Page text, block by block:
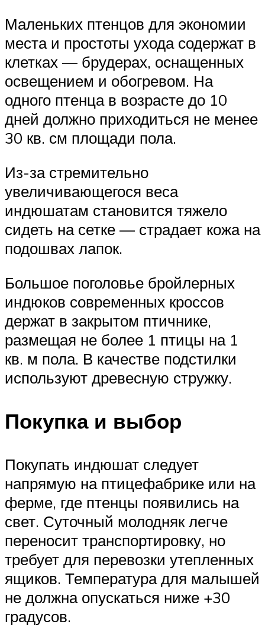
Маленьких птенцов для экономии
места и простоты ухода содержат в
клетках — брудерах, оснащенных
освещением и обогревом. На
одного птенца в возрасте до 10
дней должно приходиться не менее
30 кв. см площади пола.
Из-за стремительно
увеличивающегося веса
индюшатам становится тяжело
сидеть на сетке — страдает кожа на
подошвах лапок.
Большое поголовье бройлерных
индюков современных кроссов
держат в закрытом птичнике,
размещая не более 1 птицы на 1
кв. м пола. В качестве подстилки
используют древесную стружку.
Покупка и выбор
Покупать индюшат следует
напрямую на птицефабрике или на
ферме, где птенцы появились на
свет. Суточный молодняк легче
переносит транспортировку, но
требует для перевозки утепленных
ящиков. Температура для малышей
не должна опускаться ниже +30
градусов.